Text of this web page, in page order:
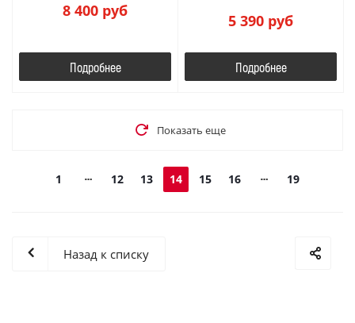
8 400 руб
Подробнее
5 390 руб
Подробнее
Показать еще
1 12 13 14 15 16 19
Назад к списку